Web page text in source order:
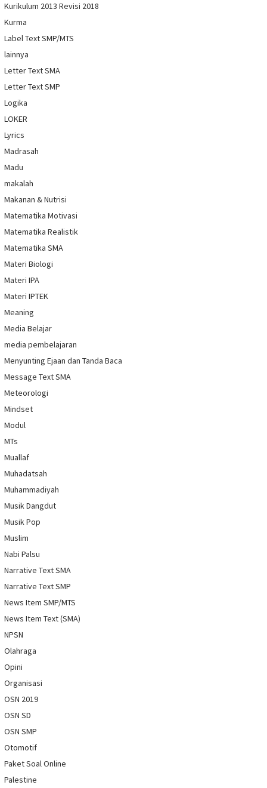
Kurikulum 2013 Revisi 2018
Kurma
Label Text SMP/MTS
lainnya
Letter Text SMA
Letter Text SMP
Logika
LOKER
Lyrics
Madrasah
Madu
makalah
Makanan & Nutrisi
Matematika Motivasi
Matematika Realistik
Matematika SMA
Materi Biologi
Materi IPA
Materi IPTEK
Meaning
Media Belajar
media pembelajaran
Menyunting Ejaan dan Tanda Baca
Message Text SMA
Meteorologi
Mindset
Modul
MTs
Muallaf
Muhadatsah
Muhammadiyah
Musik Dangdut
Musik Pop
Muslim
Nabi Palsu
Narrative Text SMA
Narrative Text SMP
News Item SMP/MTS
News Item Text (SMA)
NPSN
Olahraga
Opini
Organisasi
OSN 2019
OSN SD
OSN SMP
Otomotif
Paket Soal Online
Palestine